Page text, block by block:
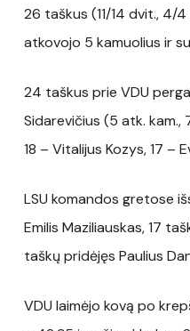
26 taškus (11/14 dvit., 4/
atkovojo 5 kamuolius ir
24 taškus prie VDU
Sidarevičius (5 atk. kam.,
18 – Vitalijus Kozys, 17 –
LSU komandos gretose
Emilis Maziliauskas, 17
taškų pridėjęs Paulius
VDU laimėjo kovą po